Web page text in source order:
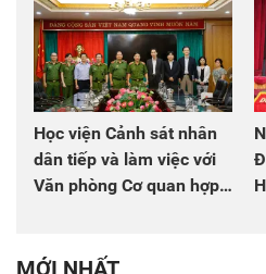
Học viện Cảnh sát nhân
dân tiếp và làm việc với
Văn phòng Cơ quan hợp
MỚI NHẤT